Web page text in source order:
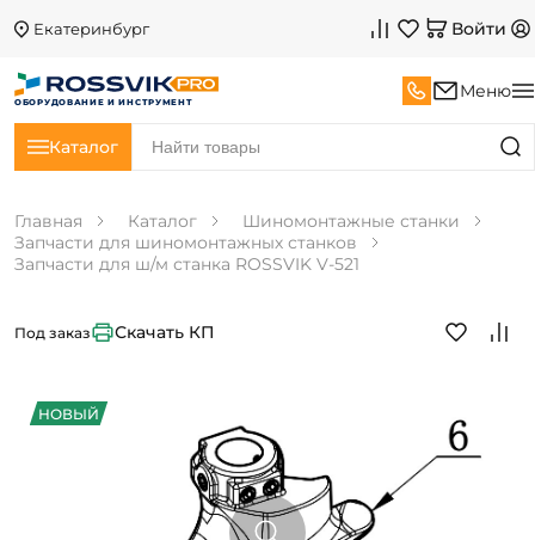
Екатеринбург Войти
ОБОРУДОВАНИЕ И ИНСТРУМЕНТ
Меню
Каталог
Главная Каталог
Шиномонтажные станки
Запчасти для шиномонтажных станков
Запчасти для ш/м станка ROSSVIK V-521
НОВЫЙ
Под заказ Скачать КП